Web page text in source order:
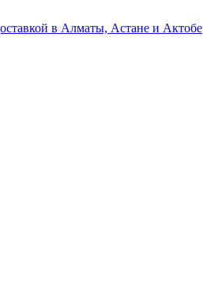
в Алматы, Астане и Актобе